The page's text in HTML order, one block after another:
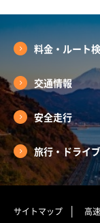
料金・ルート
交通情報
安全走行
旅行・ドライブ
サイトマップ 高